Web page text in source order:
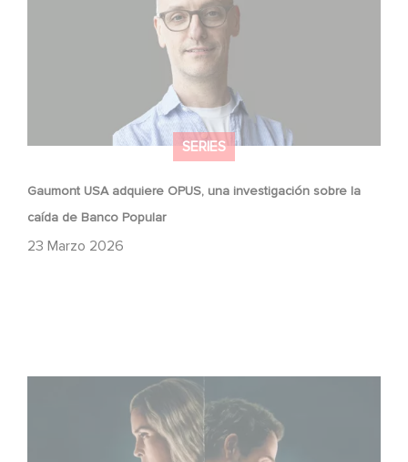
SERIES
Gaumont USA adquiere OPUS, una investigación sobre la
caída de Banco Popular
23 Marzo 2026
¡Unfamiliar es N.º 1 en el Top 10 de Netflix de series no